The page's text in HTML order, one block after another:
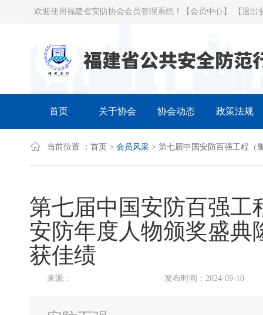
欢迎使用福建省安防协会会员管理系统！ 【会员中心】 【退出
首页 关于协会 协会动态 政策法规
当前位置 ： 首页 > 会员风采 > 第七届中国安防百强工程（
第七届中国安防百强工
安防年度人物颁奖盛典
获佳绩
来源： 发布时间：2024-09-10